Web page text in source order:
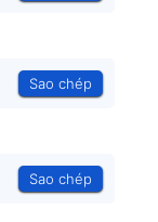
Sao chép
Sao chép